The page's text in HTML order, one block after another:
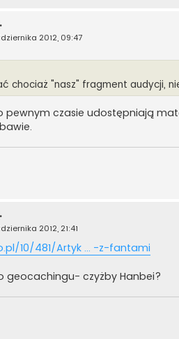
2012, 09:47
chociaż "nasz" fragment audycji,
pewnym czasie udostępniają
2012, 21:41
10/481/Artyk ... -z-fantami
geocachingu- czyżby Hanbei?